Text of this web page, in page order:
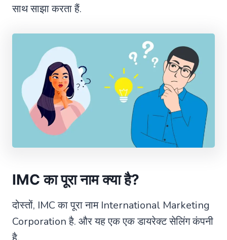
साथ साझा करता हैं.
IMC का पूरा नाम क्या है?
दोस्तों, IMC का पूरा नाम International Marketing
Corporation है. और यह एक एक डायरेक्ट सेलिंग कंपनी